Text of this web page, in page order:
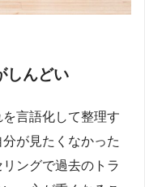
しんどい
言語化して整理す
が見たくなかった
ングで過去のトラ